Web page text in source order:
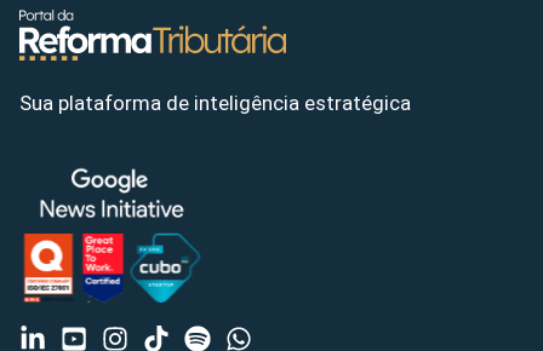
Sua plataforma de inteligência estratégica